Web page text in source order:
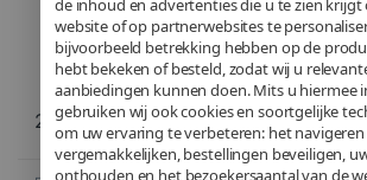
de inhoud en advertenties die u te zien krijgt
website of op partnerwebsites te
bijvoorbeeld betrekking hebben op de
hebt bekeken of besteld, zodat wij u
aanbiedingen kunnen doen. Mits u hiermee
gebruiken wij ook cookies en soortgelijke
om uw ervaring te verbeteren: het navigeren
vergemakkelijken, bestellingen beveiligen,
onthouden en het bezoekersaantal van de
249,00€ 179,00 €